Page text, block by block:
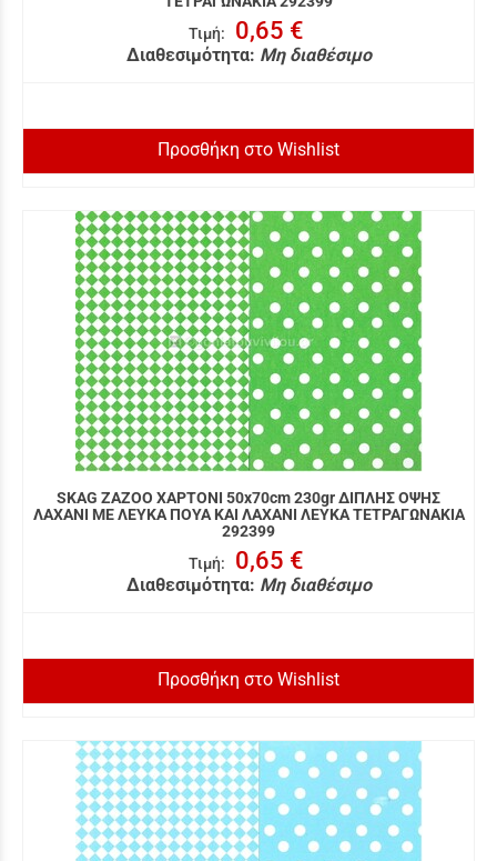
Τιμή: 0,65 €
Διαθεσιμότητα: Μη διαθέσιμο
Προσθήκη στο Wishlist
SKAG ZAZOO ΧΑΡΤΟΝΙ 50x70cm 230gr ΔΙΠΛΗΣ ΟΨΗΣ
ΛΑΧΑΝΙ ΜΕ ΛΕΥΚΑ ΠΟΥΑ ΚΑΙ ΛΑΧΑΝΙ ΛΕΥΚΑ ΤΕΤΡΑΓΩΝΑΚΙΑ
292399
Τιμή: 0,65 €
Διαθεσιμότητα: Μη διαθέσιμο
Προσθήκη στο Wishlist